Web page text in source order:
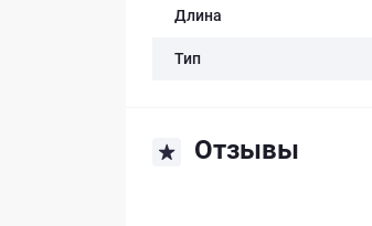
Длина
Тип
Отзывы